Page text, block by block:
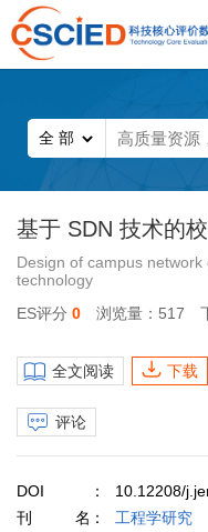
基于 SDN 技术的
Design of campus
technology
ES评分 0 浏览量：517
全文阅读 下载
评论
DOI
10.12208/
刊名
工程学研究